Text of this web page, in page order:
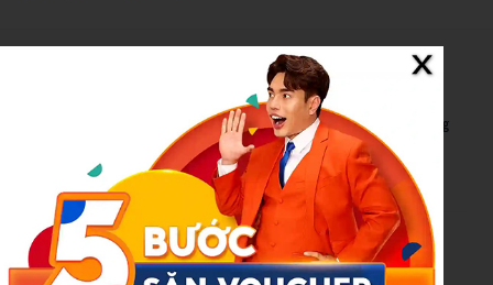
New Posts
Bão số 3 hình thành trên Biển Đông: Vì sao không ảnh hưởng
đất liền vẫn cần cảnh giác cao độ?
Cảnh báo thủ đoạn lừa đảo kết hôn: Khi sính lễ trở thành ‘cái
bẫy’ tinh vi